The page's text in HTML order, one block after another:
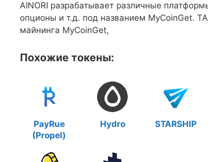
AINORI разрабатывает различные
опционы и т.д. под названием MyCoinGet.
майнинга MyCoinGet,
Похожие токены:
PayRue
(Propel)
Hydro STARSHIP